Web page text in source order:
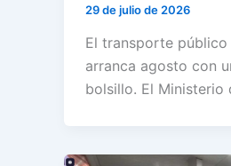
29 de julio de 2026
El transporte público
arranca agosto con
bolsillo. El Ministerio